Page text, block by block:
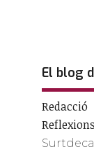
El blog
Redacció